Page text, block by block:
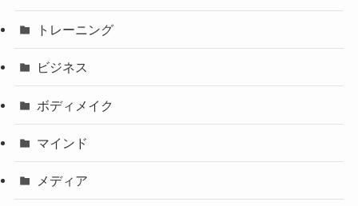
トレーニング
ビジネス
ボディメイク
マインド
メディア